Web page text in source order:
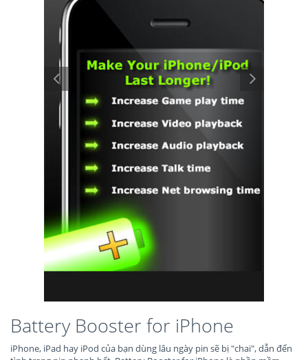
Battery Booster for iPhone
iPhone, iPad hay iPod của bạn dùng lâu ngày pin sẽ bị "chai", dẫn đến